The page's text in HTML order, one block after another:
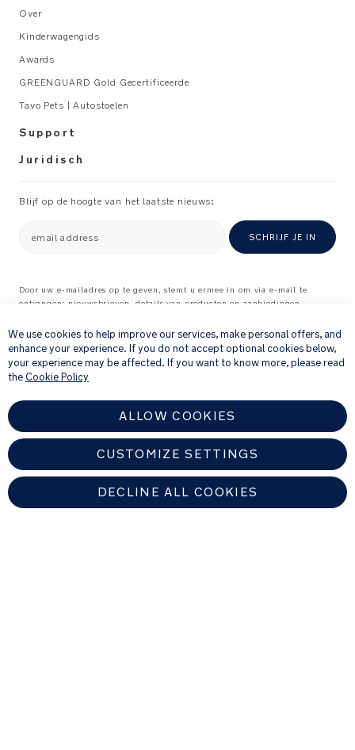
Over
Kinderwagengids
Awards
GREENGUARD Gold Gecertificeerde
Tavo Pets | Autostoelen
Support
Juridisch
Blijf op de hoogte van het laatste nieuws:
email address SCHRIJF JE IN
Door uw e-mailadres op te geven, stemt u ermee in om via e-mail te
ontvangen: nieuwsbrieven, details van producten en aanbiedingen
feedbackverzoeken over producten en diensten die u bij ons hebt gekocht.
Raadpleeg onze
Privacyverklaring voor meer informatie over hoe wij uw
persoonlijke gegevens verwerken
.
We use cookies to help improve our services, make personal offers, and
enhance your experience. If you do not accept optional cookies below,
your experience may be affected. If you want to know more, please read
theCookie Policy
ALLOW COOKIES
CUSTOMIZE SETTINGS
DECLINE ALL COOKIES